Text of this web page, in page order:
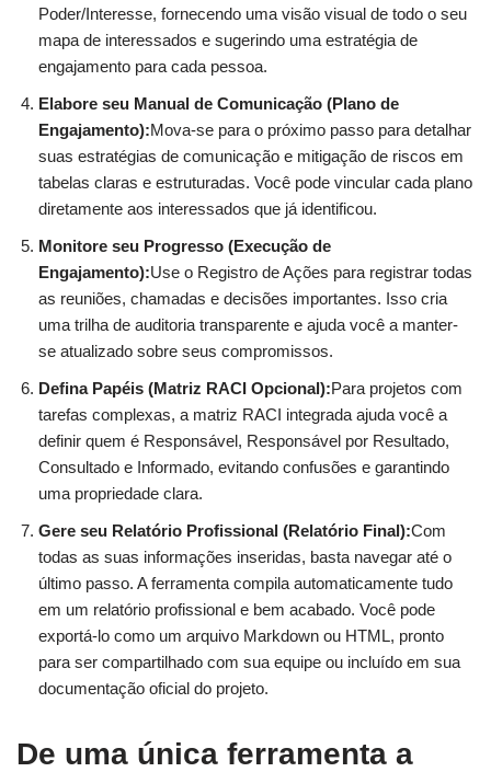
Poder/Interesse, fornecendo uma visão visual de todo o seu
mapa de interessados e sugerindo uma estratégia de
engajamento para cada pessoa.
Elabore seu Manual de Comunicação (Plano de
Engajamento):Mova-se para o próximo passo para detalhar
suas estratégias de comunicação e mitigação de riscos em
tabelas claras e estruturadas. Você pode vincular cada plano
diretamente aos interessados que já identificou.
Monitore seu Progresso (Execução de
Engajamento):Use o Registro de Ações para registrar todas
as reuniões, chamadas e decisões importantes. Isso cria
uma trilha de auditoria transparente e ajuda você a manter-
se atualizado sobre seus compromissos.
Defina Papéis (Matriz RACI Opcional):Para projetos com
tarefas complexas, a matriz RACI integrada ajuda você a
definir quem é Responsável, Responsável por Resultado,
Consultado e Informado, evitando confusões e garantindo
uma propriedade clara.
Gere seu Relatório Profissional (Relatório Final):Com
todas as suas informações inseridas, basta navegar até o
último passo. A ferramenta compila automaticamente tudo
em um relatório profissional e bem acabado. Você pode
exportá-lo como um arquivo Markdown ou HTML, pronto
para ser compartilhado com sua equipe ou incluído em sua
documentação oficial do projeto.
De uma única ferramenta a